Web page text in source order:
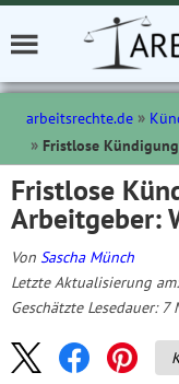
arbeitsrechte.de
Fristlose
Fristlose
Arbeitgeber:
Von Sascha Münch
Letzte Aktualisierung
Geschätzte Lesedauer: 7